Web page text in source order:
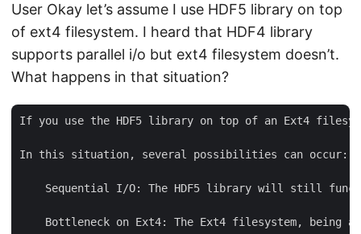
User Okay let’s assume I use HDF5 library on top
of ext4 filesystem. I heard that HDF4 library
supports parallel i/o but ext4 filesystem doesn’t.
What happens in that situation?
If you use the HDF5 library on top of an Ext4
In this situation, several possibilities can occur:
Sequential I/O: The HDF5 library will still
Bottleneck on Ext4: The Ext4 filesystem, being